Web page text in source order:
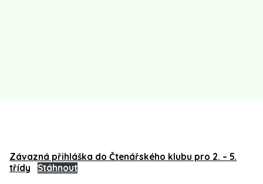
Závazná přihláška do Čtenářského klubu pro 2. – 5.
třídy
Stáhnout